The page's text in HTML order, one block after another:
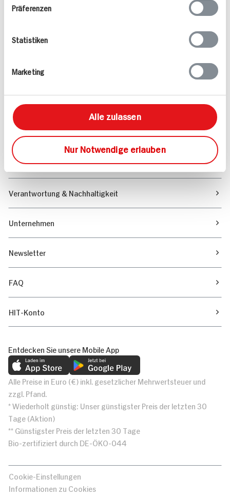
Präferenzen
Statistiken
Marketing
Alle zulassen
Nur Notwendige erlauben
Folgen Sie uns auf TikTok
Angebote & Coupons
Rezepte
Sortiment
Marktfinder
Unser Magazin
Verantwortung & Nachhaltigkeit
Unternehmen
Newsletter
FAQ
HIT-Konto
Entdecken Sie unsere Mobile App
Alle Preise in Euro (€) inkl. gesetzlicher Mehrwertsteuer und
zzgl. Pfand.
* Wiederholt günstig: Unser günstigster Preis der letzten 30
Tage (Aktion)
** Günstigster Preis der letzten 30 Tage
Bio-zertifiziert durch DE-ÖKO-044
Cookie-Einstellungen
Informationen zu Cookies